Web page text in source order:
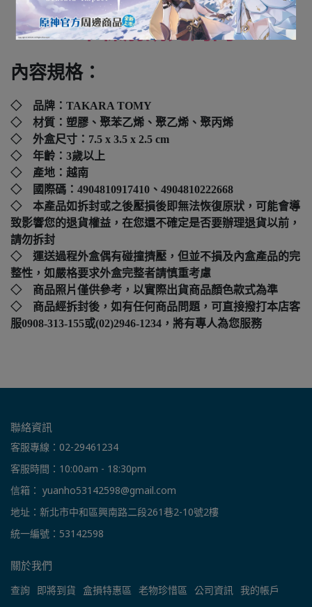
下標前請先詢問
內容規格：
◇ 品牌： TAKARA TOMY
◇ 材質：塑膠、聚苯乙烯、聚乙烯、聚丙烯
◇ 外盒尺寸：7.5 x 3.5 x 2.5 cm
◇ 年齡：3歲以上
◇ 產地：越南
◇ 國際碼： 4904810917410、4904810222668
◇ 本產品如拆封或之後壓損後即無法恢復原狀，可能會導
致影響您的退貨權益，在您還不確定是否要辦理退貨以前，
請勿拆封
◇ 運送過程外盒偶有碰撞擠壓，但並不損及內盒產品的完
整性，如嚴格要求外盒完整者請慎重考慮
◇ 商品照片僅供參考，以實際出貨商品顏色款式為準
◇ 商品經拆封後，如有任何商品問題，可直接撥打本店客
服0908-313-155或(02)2946-1234，將有專人為您服務
聯絡資訊
客服專線：02-29461234
客服時間：10:00am - 18:30pm
信箱： yuanho53142598@gmail.com
地址：新北市中和區興南路二段261巷2-10號2樓
統一編號：53142598
關於我們
查詢 即將到貨 盒損特惠區 老物珍惜區 公司資訊 我的帳戶